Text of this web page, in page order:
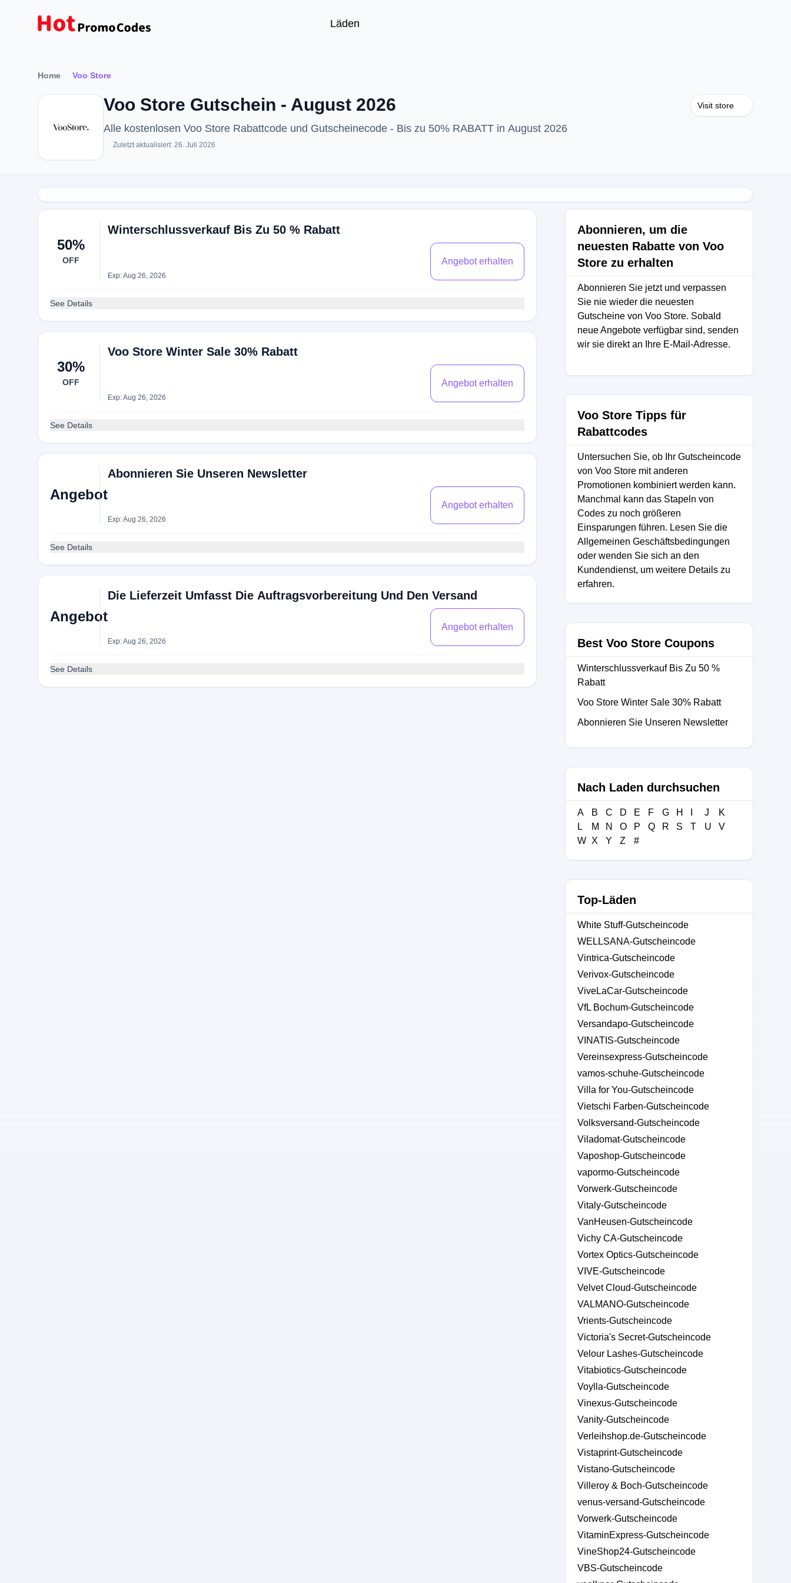
Läden
Home Voo Store
Voo Store Gutschein - August 2026
Alle kostenlosen Voo Store Rabattcode und Gutscheinecode - Bis zu 50% RABATT in August 2026
Zuletzt aktualisiert: 26. Juli 2026
Visit store
50%
OFF
Winterschlussverkauf Bis Zu 50 % Rabatt
Exp: Aug 26, 2026
Angebot erhalten
See Details
30%
OFF
Voo Store Winter Sale 30% Rabatt
Exp: Aug 26, 2026
Angebot erhalten
See Details
Angebot
Abonnieren Sie Unseren Newsletter
Exp: Aug 26, 2026
Angebot erhalten
See Details
Angebot
Die Lieferzeit Umfasst Die Auftragsvorbereitung Und Den Versand
Exp: Aug 26, 2026
Angebot erhalten
See Details
Abonnieren, um die
neuesten Rabatte von Voo
Store zu erhalten
Abonnieren Sie jetzt und verpassen
Sie nie wieder die neuesten
Gutscheine von Voo Store. Sobald
neue Angebote verfügbar sind, senden
wir sie direkt an Ihre E-Mail-Adresse.
Voo Store Tipps für
Rabattcodes
Untersuchen Sie, ob Ihr Gutscheincode
von Voo Store mit anderen
Promotionen kombiniert werden kann.
Manchmal kann das Stapeln von
Codes zu noch größeren
Einsparungen führen. Lesen Sie die
Allgemeinen Geschäftsbedingungen
oder wenden Sie sich an den
Kundendienst, um weitere Details zu
erfahren.
Best Voo Store Coupons
Winterschlussverkauf Bis Zu 50 %
Rabatt
Voo Store Winter Sale 30% Rabatt
Abonnieren Sie Unseren Newsletter
Nach Laden durchsuchen
A B C D E F G H J
K
L
M N O P Q R S T U
V
W X Y Z #
Top-Läden
White Stuff-Gutscheincode
WELLSANA-Gutscheincode
Vintrica-Gutscheincode
Verivox-Gutscheincode
ViveLaCar-Gutscheincode
VfL Bochum-Gutscheincode
Versandapo-Gutscheincode
VINATIS-Gutscheincode
Vereinsexpress-Gutscheincode
vamos-schuhe-Gutscheincode
Villa for You-Gutscheincode
Vietschi Farben-Gutscheincode
Volksversand-Gutscheincode
Viladomat-Gutscheincode
Vaposhop-Gutscheincode
vapormo-Gutscheincode
Vorwerk-Gutscheincode
Vitaly-Gutscheincode
VanHeusen-Gutscheincode
Vichy CA-Gutscheincode
Vortex Optics-Gutscheincode
VIVE-Gutscheincode
Velvet Cloud-Gutscheincode
VALMANO-Gutscheincode
Vrients-Gutscheincode
Victoria's Secret-Gutscheincode
Velour Lashes-Gutscheincode
Vitabiotics-Gutscheincode
Voylla-Gutscheincode
Vinexus-Gutscheincode
Vanity-Gutscheincode
Verleihshop.de-Gutscheincode
Vistaprint-Gutscheincode
Vistano-Gutscheincode
Villeroy & Boch-Gutscheincode
venus-versand-Gutscheincode
Vorwerk-Gutscheincode
VitaminExpress-Gutscheincode
VineShop24-Gutscheincode
VBS-Gutscheincode